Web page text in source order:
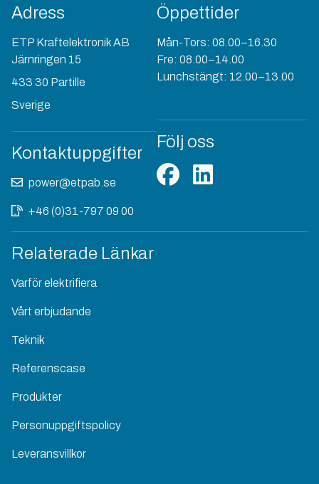
Adress
ETP Kraftelektronik AB
Järnringen 15
433 30 Partille
Sverige
Kontaktuppgifter
power@etpab.se
+46 (0)31-797 09 00
Öppettider
Mån-Tors: 08.00–16.30
Fre: 08.00–14.00
Lunchstängt: 12.00–13.00
Följ oss
Relaterade Länkar
Varför elektrifiera
Vårt erbjudande
Teknik
Referenscase
Produkter
Personuppgiftspolicy
Leveransvillkor